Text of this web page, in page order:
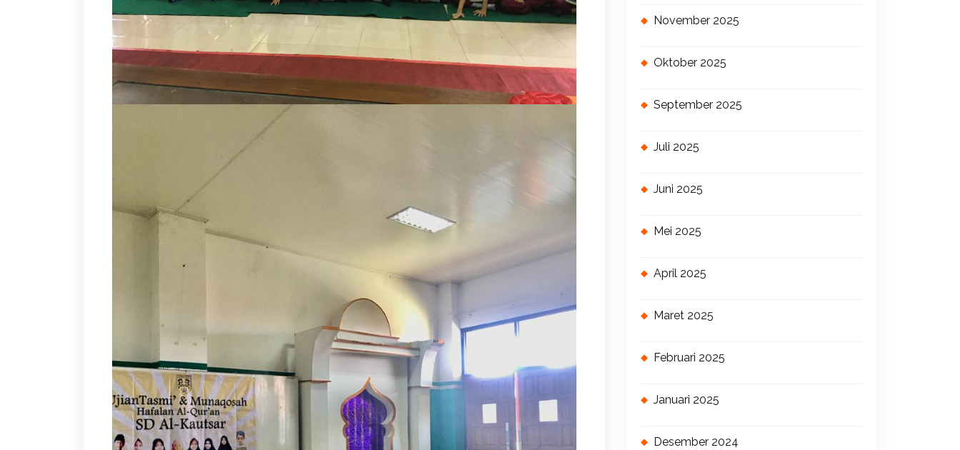
November 2025
Oktober 2025
September 2025
Juli 2025
Juni 2025
Mei 2025
April 2025
Maret 2025
Februari 2025
Januari 2025
Desember 2024